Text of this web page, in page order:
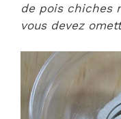
de pois chiches
vous devez